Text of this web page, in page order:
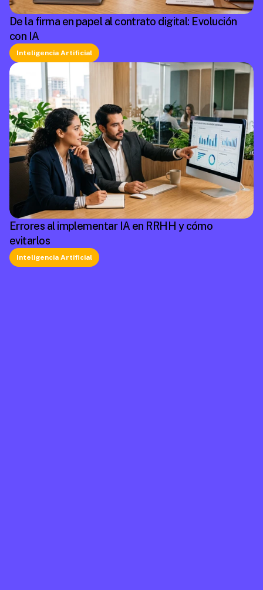
De la firma en papel al contrato digital: Evolución
con IA
Inteligencia Artificial
Errores al implementar IA en RRHH y cómo
evitarlos
Inteligencia Artificial